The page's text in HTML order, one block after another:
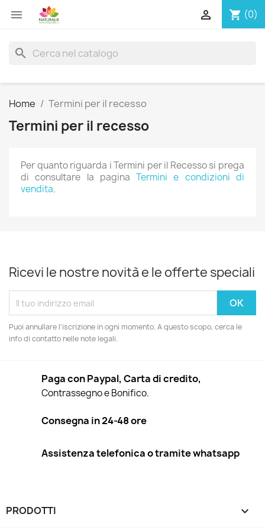
 shopping_cart (0)

search
Home Termini per il recesso
Termini per il recesso
Per quanto riguarda i Termini per il Recesso si prega
di consultare la paginaTermini e condizioni di
vendita.
Ricevi le nostre novità e le offerte speciali
Puoi annullare l'iscrizione in ogni momento. A questo scopo, cerca le
info di contatto nelle note legali.
Paga con Paypal, Carta di credito,
Contrassegno e Bonifico.
Consegna in 24-48 ore
Assistenza telefonica o tramite whatsapp
PRODOTTI 